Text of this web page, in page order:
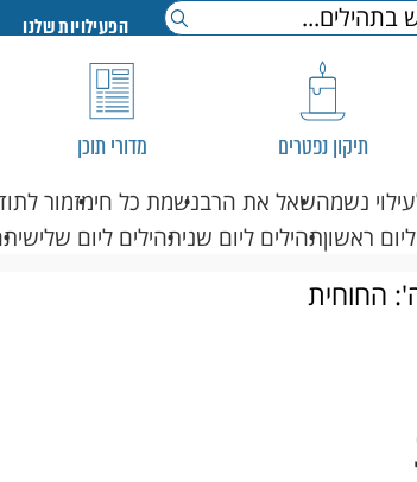
הפעילויות שלנו
תיקון נפטרים מדורי תוכן
נשמהשאל את הרבנשמת כל חימזמור
ראשוןתהילים ליום שניתהילים ליום שלישי
החוחית